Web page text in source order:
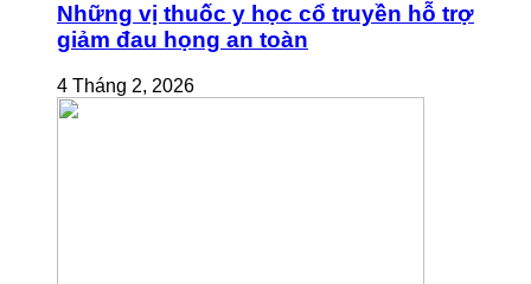
Những vị thuốc y học cổ truyền hỗ trợ
giảm đau họng an toàn
4 Tháng 2, 2026